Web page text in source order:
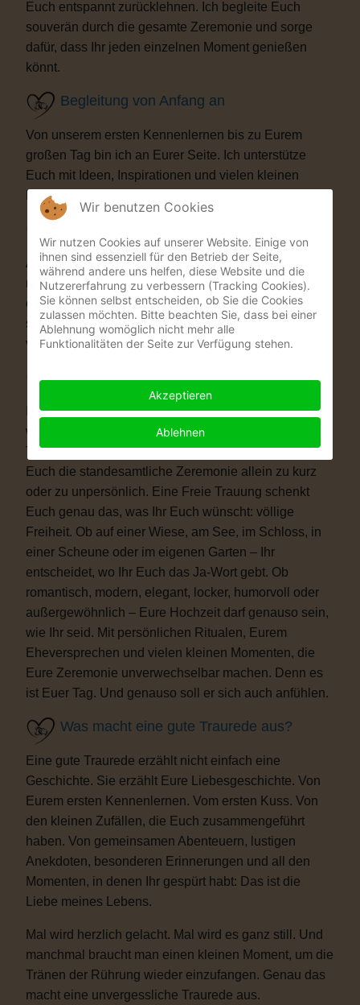
Euch entspannt zurücklehnen. Ich begleite Euch
souverän durch die gesamte Zeremonie und sorge
dafür, dass Ihr jeden einzelnen Moment genießen
könnt.
Begleitung von Anfang an
Von unserem ersten Kennenlernen bis zu Eurem
großen Tag bin ich an Eurer Seite. Ich unterstütze
Euch mit Ideen, Inspirationen und vielen kleinen
Details, die Eure Trauung besonders machen.
Auf Wunsch bereichere ich Eure Zeremonie mit
musikalischen oder künstlerischen Elementen. Als
ehemaliger Musicaldarsteller und Sänger entstehen
so Momente, die Eure Gäste garantiert nicht
vergessen werden.
Warum eine Freie Trauung?
Immer mehr Paare wünschen sich eine Hochzeit, die
wirklich zu ihnen passt. Vielleicht ist eine kirchliche
Trauung nicht das Richtige für Euch. Vielleicht ist
Euch die standesamtliche Zeremonie allein zu kurz
oder zu unpersönlich. Eine Freie Trauung schenkt
Euch genau das, was Ihr Euch wünscht: völlige
Freiheit. Ob auf einer Wiese, am See, im Schloss, in
einer Scheune oder im eigenen Garten – Ihr
entscheidet, wo Ihr Euch das Ja-Wort gebt. Ob
romantisch, modern, elegant, locker, humorvoll oder
außergewöhnlich – Eure Hochzeit darf genauso sein,
wie Ihr seid. Mit persönlichen Ritualen, Eurem
Eheversprechen und vielen kleinen Momenten, die
Eure Zeremonie unverwechselbar machen. Denn es
ist Euer Tag. Und genauso soll er sich auch anfühlen.
Was macht eine gute Traurede aus?
Eine gute Traurede erzählt nicht einfach eine
Geschichte. Sie erzählt Eure Liebesgeschichte. Von
Eurem ersten Kennenlernen. Vom ersten Kuss. Von
den kleinen Zufällen, die Euch zusammengeführt
haben. Von gemeinsamen Abenteuern, lustigen
Anekdoten, besonderen Erinnerungen und all den
Momenten, in denen Ihr gespürt habt: Das ist die
Liebe meines Lebens.
Mal wird herzlich gelacht. Mal wird es ganz still. Und
manchmal braucht man einen kleinen Moment, um die
Tränen der Rührung wieder einzufangen. Genau das
macht eine unvergessliche Traurede aus.
Wir benutzen Cookies
Wir nutzen Cookies auf unserer Website. Einige von
ihnen sind essenziell für den Betrieb der Seite,
während andere uns helfen, diese Website und die
Nutzererfahrung zu verbessern (Tracking Cookies).
Sie können selbst entscheiden, ob Sie die Cookies
zulassen möchten. Bitte beachten Sie, dass bei einer
Ablehnung womöglich nicht mehr alle
Funktionalitäten der Seite zur Verfügung stehen.
Akzeptieren
Ablehnen